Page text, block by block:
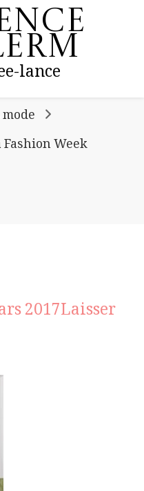
lance
Week
2017Laisser